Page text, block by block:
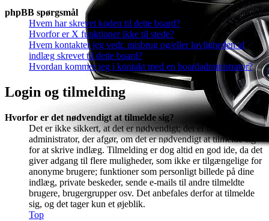
phpBB spørgsmål
Hvem har skrevet koden til dette board?
Hvorfor er X funktioner ikke til stede?
Hvem kontakter jeg vedr. misbrug og/eller lovligheden af
indlæg skrevet til dette board?
Hvordan kommer jeg i kontakt med en boardadministrator?
Login og tilmelding
Hvorfor er det nødvendigt at tilmelde sig?
Det er ikke sikkert, at det er nødvendigt; det er boardets
administrator, der afgør, om det er nødvendigt at tilmelde sig
for at skrive indlæg. Tilmelding er dog altid en god ide, da det
giver adgang til flere muligheder, som ikke er tilgængelige for
anonyme brugere; funktioner som personligt billede på dine
indlæg, private beskeder, sende e-mails til andre tilmeldte
brugere, brugergrupper osv. Det anbefales derfor at tilmelde
sig, og det tager kun et øjeblik.
Top